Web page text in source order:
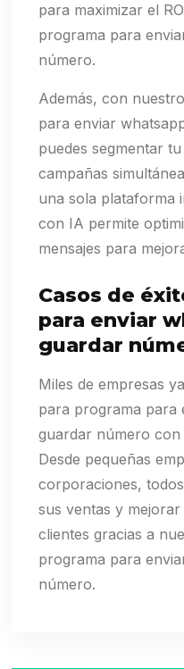
para maximizar el
programa para
número.
Además, con
para enviar
puedes segmentar
campañas
una sola plataforma
con IA permite
mensajes para
Casos de
para enviar
guardar
Miles de empresas
para programa para
guardar número con
Desde pequeñas
corporaciones,
sus ventas y
clientes gracias a
programa para
número.